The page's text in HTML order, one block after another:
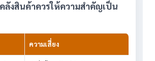
ลังสินค้าควรให้ความสำคัญเป็น
ความเสี่ยง